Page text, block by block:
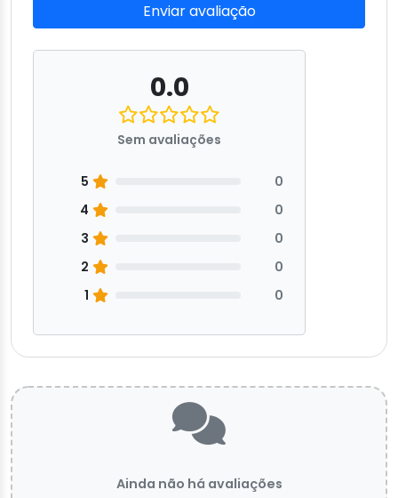
Enviar avaliação
0.0
Sem avaliações
5
0
4
0
3
0
2
0
1
0
Ainda não há avaliações